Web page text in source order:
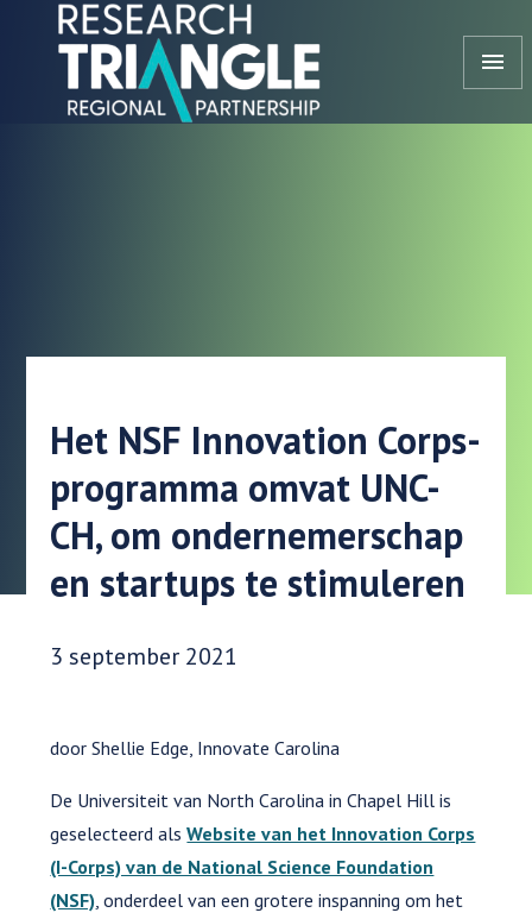
Doorgaan naar artikel
menu
Het NSF Innovation Corps-
programma omvat UNC-
CH, om ondernemerschap
en startups te stimuleren
Datum gepubliceerd:
3 september 2021
door Shellie Edge, Innovate Carolina
De Universiteit van North Carolina in Chapel Hill is
geselecteerd alsWebsite van het Innovation Corps
(I-Corps) van de National Science Foundation
(NSF) , onderdeel van een grotere inspanning om het